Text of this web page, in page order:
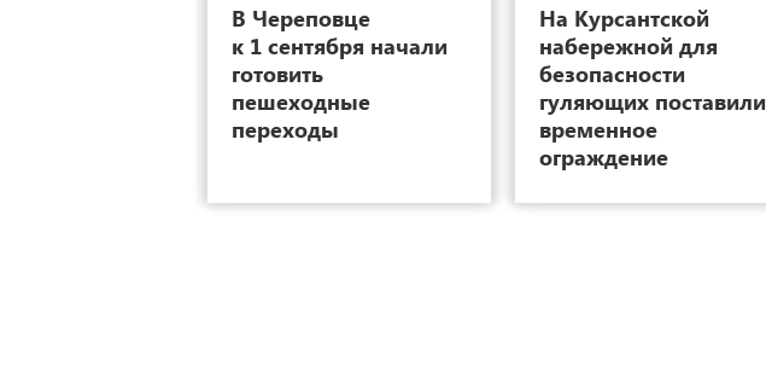
В Череповце
к 1 сентября начали
готовить
пешеходные
переходы
На Курсантской
набережной для
безопасности
гуляющих поставили
временное
ограждение